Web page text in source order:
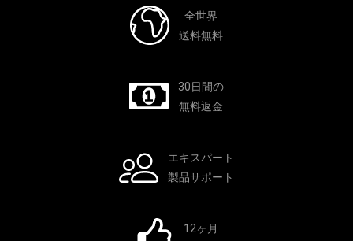
全世界
送料無料
30日間の
無料返金
エキスパート
製品サポート
12ヶ月